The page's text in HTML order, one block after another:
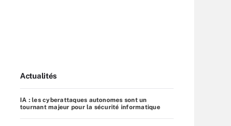
Actualités
IA : les cyberattaques autonomes sont un
tournant majeur pour la sécurité informatique